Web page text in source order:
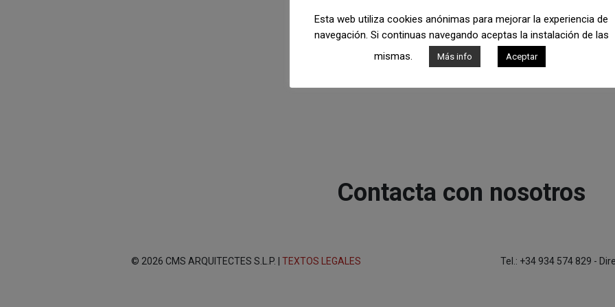
Contacta con nosotros
© 2026 CMS ARQUITECTES S.L.P. | TEXTOS LEGALES Tel.: +34 934 574 829 -
Esta web utiliza cookies anónimas para mejorar la experiencia de
navegación. Si continuas navegando aceptas la instalación de las
mismas.
Más info Aceptar